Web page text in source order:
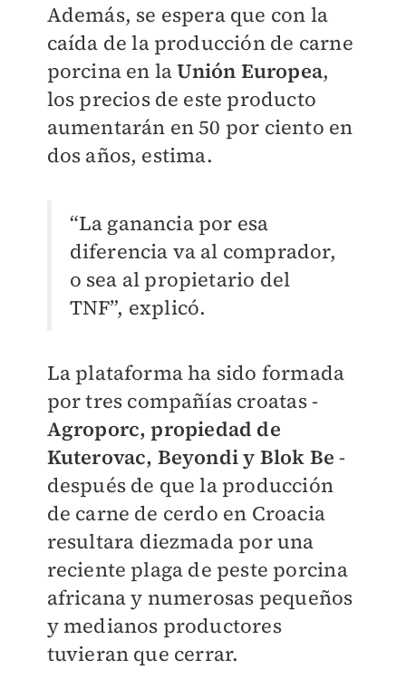
Además, se espera que con la
caída de la producción de carne
porcina en laUnión Europea,
los precios de este producto
aumentarán en 50 por ciento en
dos años, estima.
“La ganancia por esa
diferencia va al comprador,
o sea al propietario del
TNF”, explicó.
La plataforma ha sido formada
por tres compañías croatas -
Agroporc, propiedad de
Kuterovac, Beyondi y Blok Be -
después de que la producción
de carne de cerdo en Croacia
resultara diezmada por una
reciente plaga de peste porcina
africana y numerosas pequeños
y medianos productores
tuvieran que cerrar.